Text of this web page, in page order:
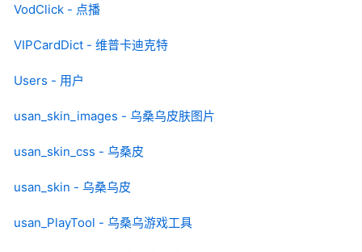
VodClick - 点播
VIPCardDict - 维普卡迪克特
Users - 用户
usan_skin_images - 乌桑乌皮肤图片
usan_skin_css - 乌桑皮
usan_skin - 乌桑乌皮
usan_PlayTool - 乌桑乌游戏工具